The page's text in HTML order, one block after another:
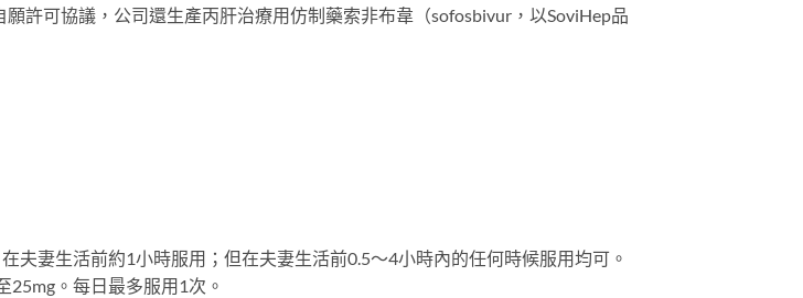
許可協議，公司還生產丙肝治療用仿制藥索非布韋（sofosbivur，以SoviHep品
夫妻生活前約1小時服用；但在夫妻生活前0.5～4小時內的任何時候服用均可。
。每日最多服用1次。